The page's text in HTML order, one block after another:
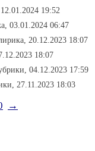
19:52
03.01.2024 06:47
20.12.2023 18:07
18:07
04.12.2023 17:59
27.11.2023 18:03
→